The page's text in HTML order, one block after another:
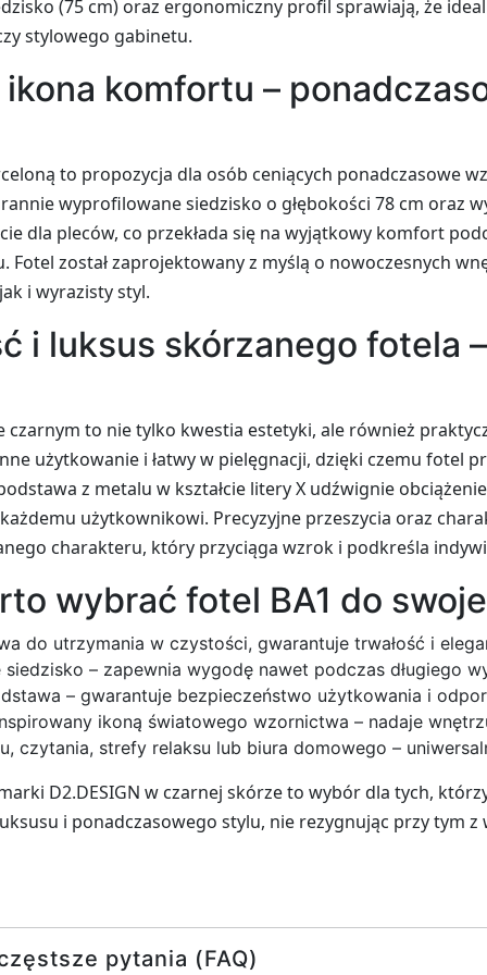
(75 cm) oraz ergonomiczny profil sprawiają, że
stylowego gabinetu.
komfortu –
to propozycja dla osób ceniących ponadczasowe
wyprofilowane siedzisko o głębokości 78 cm oraz
dla pleców, co przekłada się na wyjątkowy komfort
Fotel został zaprojektowany z myślą o nowoczesnych
i wyrazisty styl.
i luksus skórzanego fotela
to nie tylko kwestia estetyki, ale również
użytkowanie i łatwy w pielęgnacji, dzięki czemu fotel
z metalu w kształcie litery X udźwignie
użytkownikowi. Precyzyjne przeszycia oraz
charakteru, który przyciąga wzrok i podkreśla
wybrać fotel BA1 do
do utrzymania w czystości, gwarantuje trwałość i
– zapewnia wygodę nawet podczas długiego
– gwarantuje bezpieczeństwo użytkowania i
ikoną światowego wzornictwa – nadaje
czytania, strefy relaksu lub biura domowego –
D2.DESIGN w czarnej skórze to wybór dla tych,
i ponadczasowego stylu, nie rezygnując przy tym z
pytania (FAQ)